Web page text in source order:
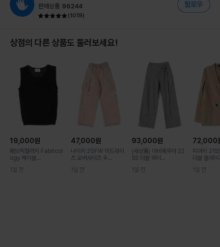
판매상품 96244
(1019)
상점의 다른 상품도 둘러보세요!
19,000원
패브릭컬러지 Fabricol
ogy 케이블...
1일 전
47,000원
나이키 25FW 미드라이
즈 오버사이즈 우...
1일 전
93,000원
(새상품) 아비에무아 22
SS 더블 웨이...
1일 전
72,000
띠어리
더블 블레
1일 전